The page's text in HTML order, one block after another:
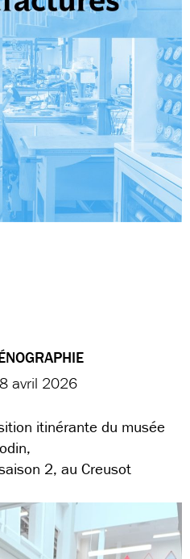
avril 2026
itinérante du musée
2, au Creusot